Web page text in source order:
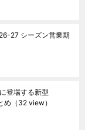
27 シーズン営業期
登場する新型
め （32 view）